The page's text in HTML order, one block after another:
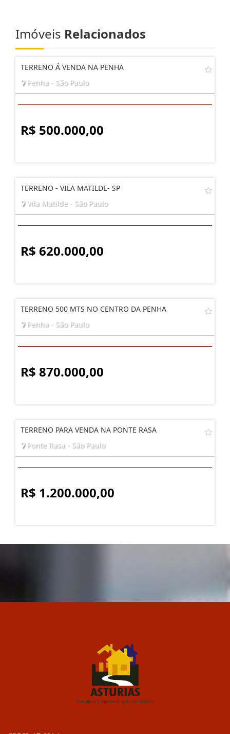
Imóveis Relacionados
TERRENO Á VENDA NA PENHA
Penha - São Paulo
R$ 500.000,00
TERRENO - VILA MATILDE- SP
Vila Matilde - São Paulo
R$ 620.000,00
TERRENO 500 MTS NO CENTRO DA PENHA
Penha - São Paulo
R$ 870.000,00
TERRENO PARA VENDA NA PONTE RASA
Ponte Rasa - São Paulo
R$ 1.200.000,00